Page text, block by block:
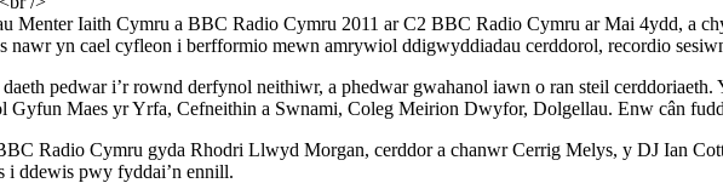
Menter Iaith Cymru a BBC Radio Cymru 2011 ar C2 BBC Radio Cymru ar Mai 4ydd, a
nawr yn cael cyfleon i berfformio mewn amrywiol ddigwyddiadau cerddorol, recordio
pedwar i’r rownd derfynol neithiwr, a phedwar gwahanol iawn o ran steil
Gyfun Maes yr Yrfa, Cefneithin a Swnami, Coleg Meirion Dwyfor, Dolgellau. Enw cân
Radio Cymru gyda Rhodri Llwyd Morgan, cerddor a chanwr Cerrig Melys, y DJ Ian
i ddewis pwy fyddai’n ennill.